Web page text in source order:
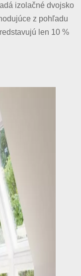
izolačné dvojsko
z pohľadu
len 10 %